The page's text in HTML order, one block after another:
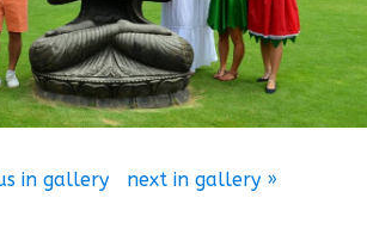
in gallery next in gallery »